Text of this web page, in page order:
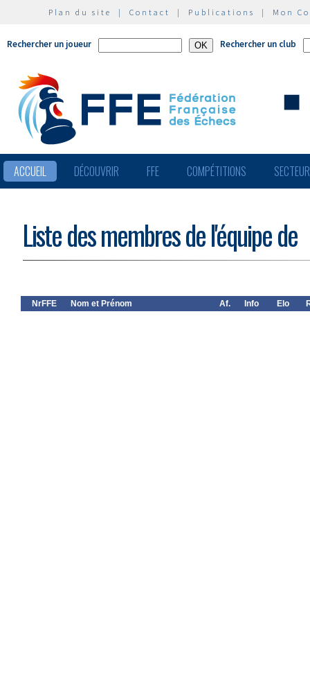
Plan du site | Contact | Publications | Mon
Rechercher un joueur Rechercher un club
ACCUEIL DÉCOUVRIR FFE COMPÉTITIONS
Liste des membres de l'équipe de
NrFFE Nom et Prénom Af. Info Elo